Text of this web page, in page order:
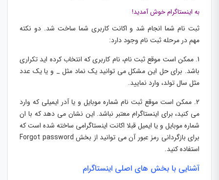
به اینستاگرام خوش آمدید!
ثبت نام شما انجام شد و اکانت کاربری شما ساخت شد. دو نکته
مهم در مرحله ثبت نام وجود دارد:
1. ممکن است موقع ثبت نام، نام کاربری که انتخاب کرده اید تکراری
باشد. برای حل این مشکل می توانید یک نماد مثل _ و یا یک عدد
مثل سال تولد، وارد نمایید.
2. ممکن است موقع ثبت نام شماره موبایل و یا آدر ایمیلی که وارد
می کنید، برای اینستاگرام معتبر نباشد. این نشان می دهد که با ان
شماره موبایل و یا ایمیل قبلا اکانت اینستاگرامی ساخته شده است که
برای بازگردانی رمز عبور آن می توانید از بخش Forgot password
استفاده کنید.
آشنایی با بخش های اصلی اینستاگرام